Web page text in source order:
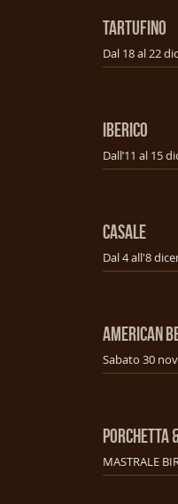
TARTUFINO
IBERICO
CASALE
american
PORCHETTA